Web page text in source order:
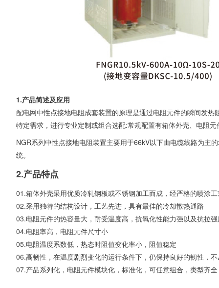
1.产品简述及应用
配电网中性点接地电阻成套装置的原理是通过电阻元件的瞬间发
特定需求，进行专业定制或组合选配:常规配置有箱体外壳、电阻
NGR系列中性点接地电阻装置主要用于66kV以下由电缆线路为主
统。
2.产品特点
01.箱体外壳采用优质冷轧钢板或不锈钢加工而成，经严格的喷涂
02.采用独特的结构设计，工艺先进，具有最佳的冷却散热通路
03.电阻元件的热容量大，耐受温度高，抗氧化性能力强以及抗拉
04.电阻率高，电阻元件尺寸小
05.电阻温度系数低，热态时阻值变化率小，阻值稳定
06.高韧性，在温度剧烈变化的运行条件下，仍保持良好的韧性，
07.产品系列化，电阻元件模块化，标准化，可任意组合，类型齐